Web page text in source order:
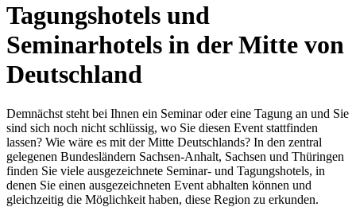
Tagungshotels und
Seminarhotels in der Mitte von
Deutschland
Demnächst steht bei Ihnen ein Seminar oder eine Tagung an und Sie
sind sich noch nicht schlüssig, wo Sie diesen Event stattfinden
lassen? Wie wäre es mit der Mitte Deutschlands? In den zentral
gelegenen Bundesländern Sachsen-Anhalt, Sachsen und Thüringen
finden Sie viele ausgezeichnete Seminar- und Tagungshotels, in
denen Sie einen ausgezeichneten Event abhalten können und
gleichzeitig die Möglichkeit haben, diese Region zu erkunden.